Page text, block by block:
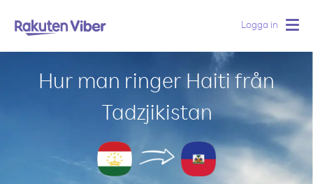
Logga in
Hur man ringer Haiti från
Tadzjikistan